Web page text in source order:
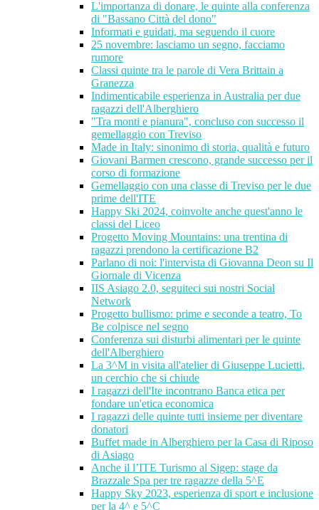
L'importanza di donare, le quinte alla conferenza
di "Bassano Città del dono"
Informati e guidati, ma seguendo il cuore
25 novembre: lasciamo un segno, facciamo
rumore
Classi quinte tra le parole di Vera Brittain a
Granezza
Indimenticabile esperienza in Australia per due
ragazzi dell'Alberghiero
"Tra monti e pianura", concluso con successo il
gemellaggio con Treviso
Made in Italy: sinonimo di storia, qualità e futuro
Giovani Barmen crescono, grande successo per il
corso di formazione
Gemellaggio con una classe di Treviso per le due
prime dell'ITE
Happy Ski 2024, coinvolte anche quest'anno le
classi del Liceo
Progetto Moving Mountains: una trentina di
ragazzi prendono la certificazione B2
Parlano di noi: l'intervista di Giovanna Deon su Il
Giornale di Vicenza
IIS Asiago 2.0, seguiteci sui nostri Social
Network
Progetto bullismo: prime e seconde a teatro, To
Be colpisce nel segno
Conferenza sui disturbi alimentari per le quinte
dell'Alberghiero
La 3^M in visita all'atelier di Giuseppe Lucietti,
un cerchio che si chiude
I ragazzi dell'Ite incontrano Banca etica per
fondare un'etica economica
I ragazzi delle quinte tutti insieme per diventare
donatori
Buffet made in Alberghiero per la Casa di Riposo
di Asiago
Anche il l’ITE Turismo al Sigep: stage da
Brazzale Spa per tre ragazze della 5^E
Happy Sky 2023, esperienza di sport e inclusione
per la 4^ e 5^C